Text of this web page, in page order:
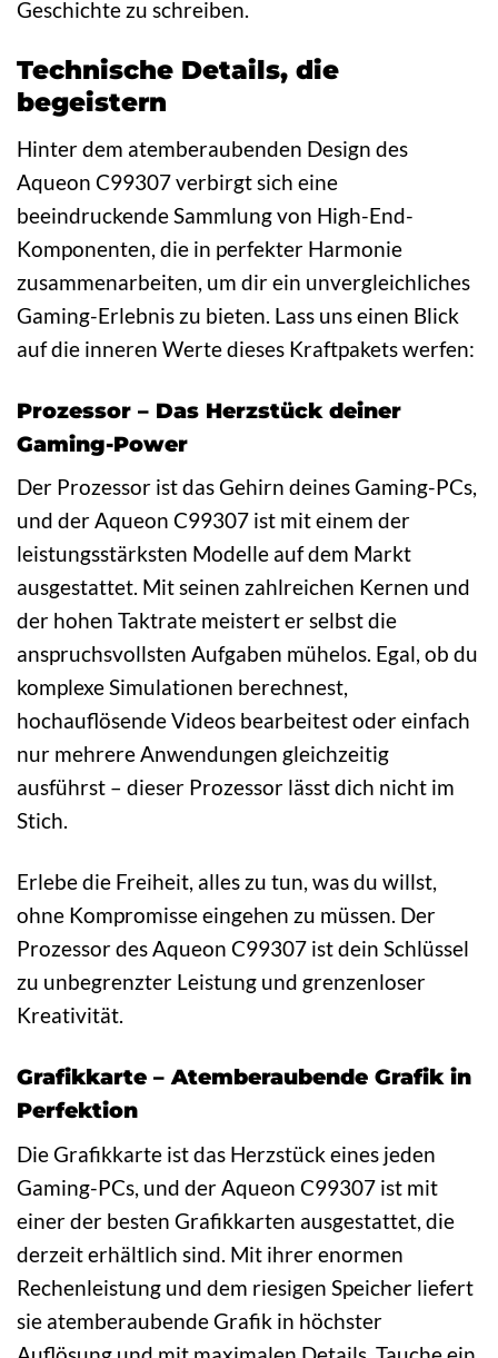
Geschichte zu schreiben.
Technische Details, die
begeistern
Hinter dem atemberaubenden Design des
Aqueon C99307 verbirgt sich eine
beeindruckende Sammlung von High-End-
Komponenten, die in perfekter Harmonie
zusammenarbeiten, um dir ein unvergleichliches
Gaming-Erlebnis zu bieten. Lass uns einen Blick
auf die inneren Werte dieses Kraftpakets werfen:
Prozessor – Das Herzstück deiner
Gaming-Power
Der Prozessor ist das Gehirn deines Gaming-PCs,
und der Aqueon C99307 ist mit einem der
leistungsstärksten Modelle auf dem Markt
ausgestattet. Mit seinen zahlreichen Kernen und
der hohen Taktrate meistert er selbst die
anspruchsvollsten Aufgaben mühelos. Egal, ob du
komplexe Simulationen berechnest,
hochauflösende Videos bearbeitest oder einfach
nur mehrere Anwendungen gleichzeitig
ausführst – dieser Prozessor lässt dich nicht im
Stich.
Erlebe die Freiheit, alles zu tun, was du willst,
ohne Kompromisse eingehen zu müssen. Der
Prozessor des Aqueon C99307 ist dein Schlüssel
zu unbegrenzter Leistung und grenzenloser
Kreativität.
Grafikkarte – Atemberaubende Grafik in
Perfektion
Die Grafikkarte ist das Herzstück eines jeden
Gaming-PCs, und der Aqueon C99307 ist mit
einer der besten Grafikkarten ausgestattet, die
derzeit erhältlich sind. Mit ihrer enormen
Rechenleistung und dem riesigen Speicher liefert
sie atemberaubende Grafik in höchster